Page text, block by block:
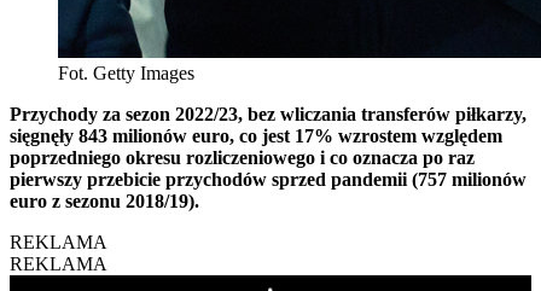
Fot. Getty Images
Przychody za sezon 2022/23, bez wliczania transferów piłkarzy,
sięgnęły 843 milionów euro, co jest 17% wzrostem względem
poprzedniego okresu rozliczeniowego i co oznacza po raz
pierwszy przebicie przychodów sprzed pandemii (757 milionów
euro z sezonu 2018/19).
REKLAMA
REKLAMA